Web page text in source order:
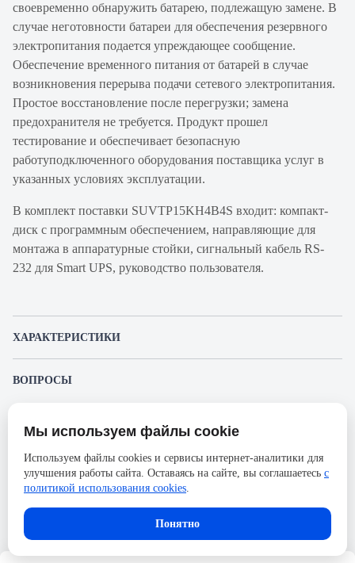
своевременно обнаружить батарею, подлежащую замене. В
случае неготовности батареи для обеспечения резервного
электропитания подается упреждающее сообщение.
Обеспечение временного питания от батарей в случае
возникновения перерыва подачи сетевого электропитания.
Простое восстановление после перегрузки; замена
предохранителя не требуется. Продукт прошел
тестирование и обеспечивает безопасную
работуподключенного оборудования поставщика услуг в
указанных условиях эксплуатации.
В комплект поставки SUVTP15KH4B4S входит: компакт-
диск с программным обеспечением, направляющие для
монтажа в аппаратурные стойки, сигнальный кабель RS-
232 для Smart UPS, руководство пользователя.
ХАРАКТЕРИСТИКИ
Производитель
Серия
Smart UPS VT
Ширина, мм
Высота, мм
1499
Количество фаз
3Ф
ВОПРОСЫ
Пожалуйста, авторизуйтесь, чтобы иметь
возможность оставлять вопросы.
Представленные изображения и характеристики могут отличаться от реального
без предварительного уведомления. Компания АйДистрибьют не несёт
ответственности в случае не соответствия текущей модели товаров фотографиям,
размещённым в карточке товара.
Мы используем файлы cookie
Используем файлы cookies и сервисы интернет-аналитики для
улучшения работы сайта. Оставаясь на сайте, вы соглашаетесь с
политикой использования cookies.
Понятно